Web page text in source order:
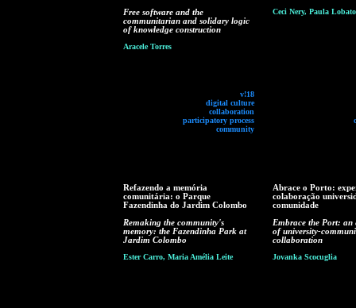
Free software and the
communitarian and solidary logic
of knowledge construction
Aracele Torres
v!18
digital culture
collaboration
participatory process
community
Ceci Nery, Paula Lobato
Refazendo a memória
comunitária: o Parque
Fazendinha do Jardim Colombo
Remaking the community's
memory: the Fazendinha Park at
Jardim Colombo
Ester Carro, Maria Amélia Leite
Abrace o Porto:
colaboração
comunidade
Embrace the Port: an
of university-
collaboration
Jovanka Scocuglia